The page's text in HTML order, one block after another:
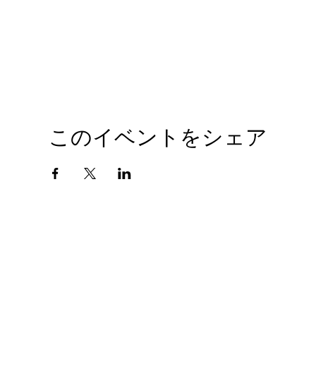
このイベントをシェア